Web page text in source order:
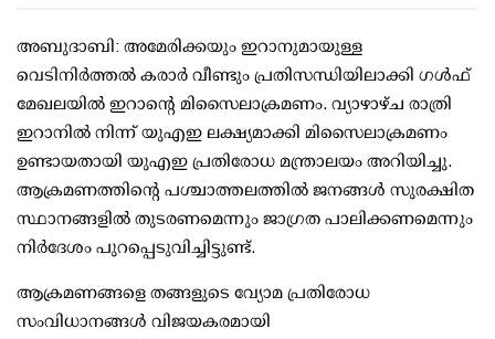
അബുദാബി: അമേരിക്കയും ഇറാനുമായുള്ള
വെടിനിര്‍ത്തല്‍ കരാര്‍ വീണ്ടും പ്രതിസന്ധിയിലാക്കി ഗള്‍ഫ്
മേഖലയില്‍ ഇറാന്റെ മിസൈലാക്രമണം. വ്യാഴാഴ്ച രാത്രി
ഇറാനില്‍ നിന്ന് യുഎഇ ലക്ഷ്യമാക്കി മിസൈലാക്രമണം
ഉണ്ടായതായി യുഎഇ പ്രതിരോധ മന്ത്രാലയം അറിയിച്ചു.
ആക്രമണത്തിന്റെ പശ്ചാത്തലത്തില്‍ ജനങ്ങള്‍ സുരക്ഷിത
സ്ഥാനങ്ങളില്‍ തുടരണമെന്നും ജാഗ്രത പാലിക്കണമെന്നും
നിര്‍ദേശം പുറപ്പെടുവിച്ചിട്ടുണ്ട്.
ആക്രമണങ്ങളെ തങ്ങളുടെ വ്യോമ പ്രതിരോധ
സംവിധാനങ്ങള്‍ വിജയകരമായി